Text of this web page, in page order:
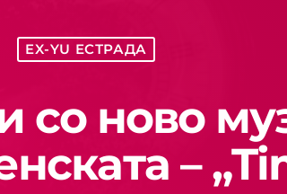
EX-YU ЕСТРАДА
со ново
–